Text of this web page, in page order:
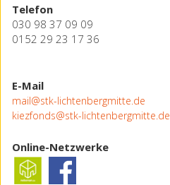
Telefon
030 98 37 09 09
0152 29 23 17 36
E-Mail
mail@stk-lichtenbergmitte.de
kiezfonds@stk-lichtenbergmitte.de
Online-Netzwerke